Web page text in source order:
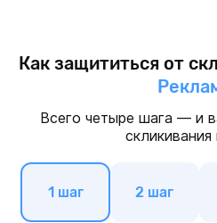
Как защититься от
Всего четыре шага — и
1 шаг 2 шаг